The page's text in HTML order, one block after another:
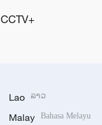
CCTV+
Lao ລາວ
Malay Bahasa Melayu